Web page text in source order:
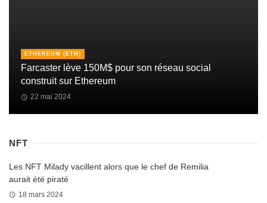
ETHEREUM (ETH)
Farcaster lève 150M$ pour son réseau social
construit sur Ethereum
22 mai 2024
NFT
Les NFT Milady vacillent alors que le chef de Remilia
aurait été piraté
18 mars 2024